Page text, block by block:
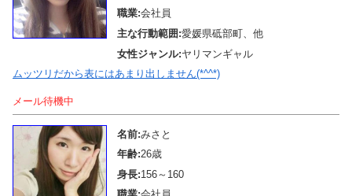
職業:会社員
主な行動範囲:愛媛県砥部町、他
女性ジャンル:ヤリマンギャル
ムッツリだから表にはあまり出しません(*^^*)
メール待機中
名前:みさと
年齢:26歳
身長:156～160